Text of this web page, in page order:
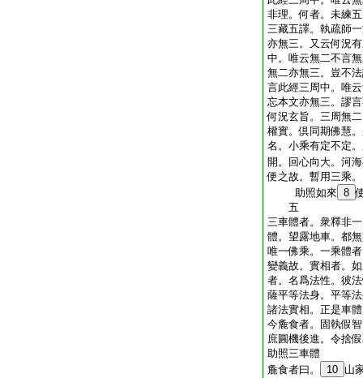
非理。何者。未練
三藏五譯。執疏師
亦無三。又云何況
中。唯云無二不言
無二亦無三。豈不
言此經三周中。唯
忘本文亦無三。謬
何況玄旨。三周無
權實。倶同期佛慧
名。小乘有定不定
開。回心向大。河
便之故。暫用三乘
助照如來 8
五
三車體者。衆釋非
體。望露地車。都
唯一佛乘。一乘體
變義故。實相者。
者。名爲法性。彼
薩平等法身。平等
諸法實相。正是車
今麁食者。固執假
庶圓機後進。令捨
助照三車體
麁食者曰。
10 山